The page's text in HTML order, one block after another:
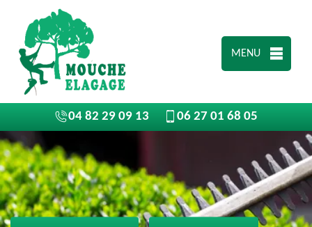
MENU
04 82 29 09 13 06 27 01 68 05